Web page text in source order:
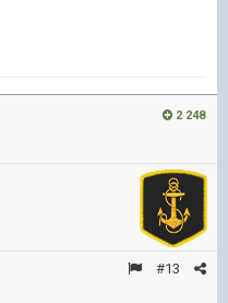
2 248
#13